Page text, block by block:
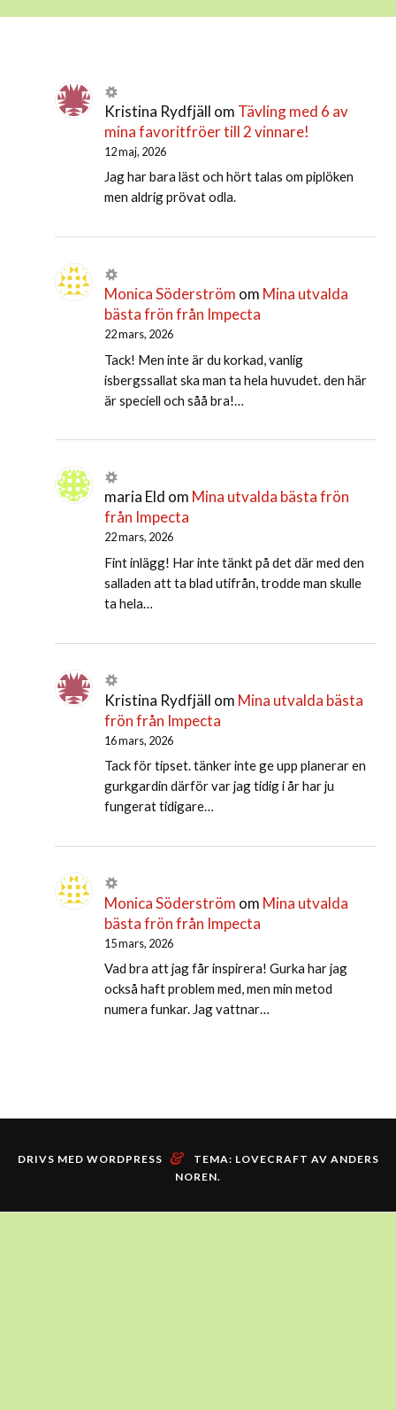
Kristina Rydfjäll om Tävling med 6 av
mina favoritfröer till 2 vinnare!
12 maj, 2026
Jag har bara läst och hört talas om piplöken
men aldrig prövat odla.
Monica Söderström om Mina utvalda
bästa frön från Impecta
22 mars, 2026
Tack! Men inte är du korkad, vanlig
isbergssallat ska man ta hela huvudet. den här
är speciell och såå bra!…
maria Eld om Mina utvalda bästa frön
från Impecta
22 mars, 2026
Fint inlägg! Har inte tänkt på det där med den
salladen att ta blad utifrån, trodde man skulle
ta hela…
Kristina Rydfjäll om Mina utvalda bästa
frön från Impecta
16 mars, 2026
Tack för tipset. tänker inte ge upp planerar en
gurkgardin därför var jag tidig i år har ju
fungerat tidigare…
Monica Söderström om Mina utvalda
bästa frön från Impecta
15 mars, 2026
Vad bra att jag får inspirera! Gurka har jag
också haft problem med, men min metod
numera funkar. Jag vattnar…
DRIVS MED WORDPRESS & TEMA: LOVECRAFT AV ANDERS
NOREN.